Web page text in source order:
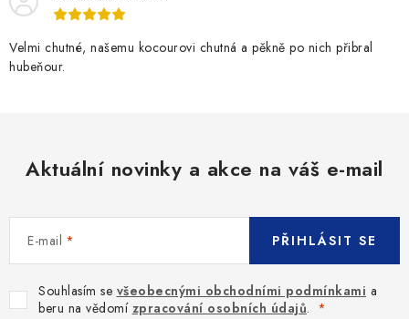
Velmi chutné, našemu kocourovi chutná a pěkně po nich přibral
hubeňour.
Aktuální novinky a akce na váš e-mail
E-mail
Souhlasím se všeobecnými obchodními podmínkami a
beru na vědomí zpracování osobních údajů.
PŘIHLÁSIT SE